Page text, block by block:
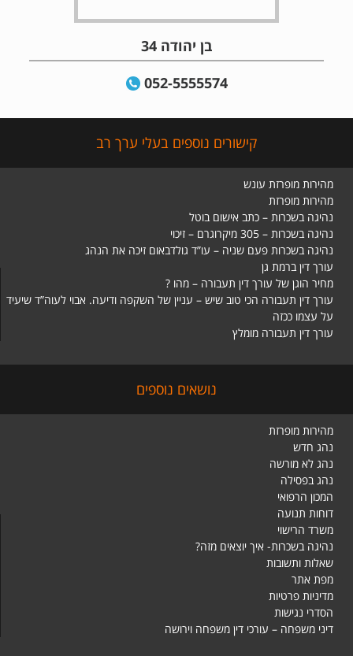
בן יהודה 34
052-5555574
קישורים נוספים בעלי ערך רב
מהירות מופרזת עונש
מהירות מופרזת
נהיגה בשכרות – כתב אישום בוטל
נהיגה בשכרות – 305 מיקרוגרם – זיכוי
נהיגה בשכרות פעם שניה – עו”ד גולדבאום זיכה את הנהג
עורך דין ברמת גן
מחיר הוגן של עורך דין תעבורה – מהו ?
עורך דין תעבורה הכי טוב שיש – עניין של השקפה ודיעה. אבוי לעוה”ד שיעיד
על עצמו ככזה
עורך דין תעבורה מומלץ
נושאים נוספים
מהירות מופרזת
נהג חדש
נהג לא מורשה
נהג בפסילה
המכון הרפואי
דוחות תנועה
משרד הרישוי
נהיגה בשכרות- איך יוצאים מזה?
שאלות ותשובות
מפת אתר
מדיניות פרטיות
הסדרי נגישות
דיני משפחה – עורכי דין משפחה וירושה